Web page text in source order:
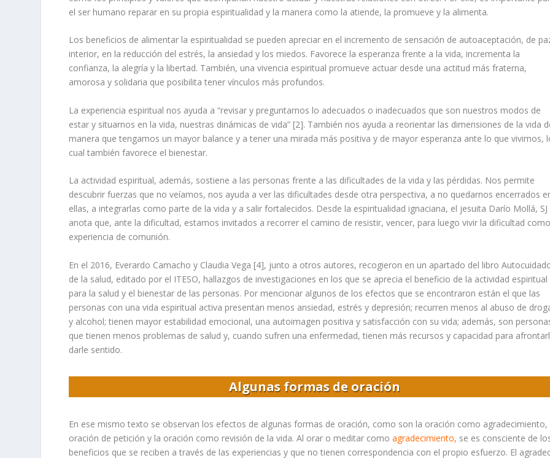
el ser humano reparar en su propia espiritualidad y la manera como la atiende, la promueve y la alimenta.
Los beneficios de alimentar la espiritualidad se pueden apreciar en el incremento de sensación de autoaceptación, de
interior, en la reducción del estrés, la ansiedad y los miedos. Favorece la esperanza frente a la vida, incrementa la
confianza, la alegría y la libertad. También, una vivencia espiritual promueve actuar desde una actitud más fraterna,
amorosa y solidaria que posibilita tener vínculos más profundos.
La experiencia espiritual nos ayuda a “revisar y preguntarnos lo adecuados o inadecuados que son nuestros modos de
estar y situarnos en la vida, nuestras dinámicas de vida” [2]. También nos ayuda a reorientar las dimensiones de la vida
manera que tengamos un mayor balance y a tener una mirada más positiva y de mayor esperanza ante lo que vivimos,
cual también favorece el bienestar.
La actividad espiritual, además, sostiene a las personas frente a las dificultades de la vida y las pérdidas. Nos permite
descubrir fuerzas que no veíamos, nos ayuda a ver las dificultades desde otra perspectiva, a no quedarnos encerrados
ellas, a integrarlas como parte de la vida y a salir fortalecidos. Desde la espiritualidad ignaciana, el jesuita Darío Mollá,
anota que, ante la dificultad, estamos invitados a recorrer el camino de resistir, vencer, para luego vivir la dificultad como
experiencia de comunión.
En el 2016, Everardo Camacho y Claudia Vega [4], junto a otros autores, recogieron en un apartado del libro
de la salud, editado por el ITESO, hallazgos de investigaciones en los que se aprecia el beneficio de la actividad espiritual
para la salud y el bienestar de las personas. Por mencionar algunos de los efectos que se encontraron están el que las
personas con una vida espiritual activa presentan menos ansiedad, estrés y depresión; recurren menos al abuso de
y alcohol; tienen mayor estabilidad emocional, una autoimagen positiva y satisfacción con su vida; además, son
que tienen menos problemas de salud y, cuando sufren una enfermedad, tienen más recursos y capacidad para
darle sentido.
Algunas formas de oración
En ese mismo texto se observan los efectos de algunas formas de oración, como son la oración como agradecimiento,
oración de petición y la oración como revisión de la vida. Al orar o meditar como agradecimiento, se es consciente de
beneficios que se reciben a través de las experiencias y que no tienen correspondencia con el propio esfuerzo. El